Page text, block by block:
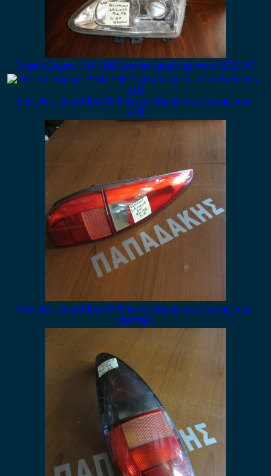
Renault Laguna 1994-1998 φανάρι εμπρός αριστερό XENON
Renault Laguna 1994-1998 Station Wagon (s.w.) φανάρι πίσω
δεξί
Renault Laguna 1994-1998 Station Wagon (s.w.) φανάρι πίσω
αριστερό